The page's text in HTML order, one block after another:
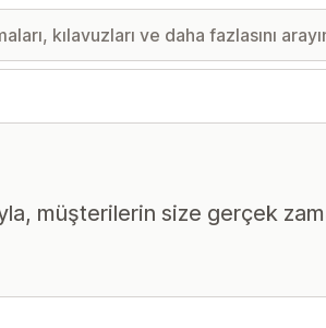
müşterilerin size gerçek